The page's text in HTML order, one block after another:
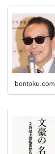
bontoku.com